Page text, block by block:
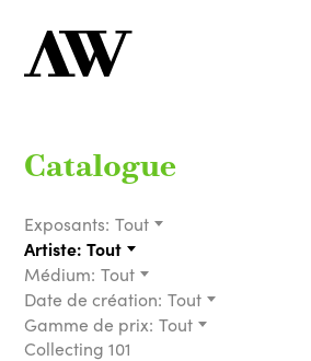
Catalogue
Exposants: Tout
Artiste: Tout
Médium: Tout
Date de création: Tout
Gamme de prix: Tout
Collecting 101